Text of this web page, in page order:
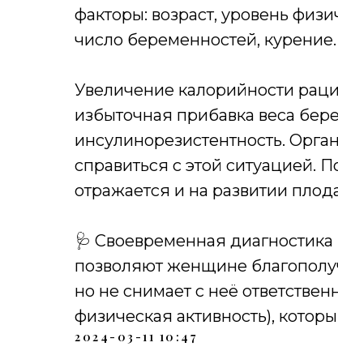
факторы: возраст, уровень
число беременностей, курение.
Увеличение калорийности
избыточная прибавка веса
инсулинорезистентность.
справиться с этой ситуацией.
отражается и на развитии
🩺 Своевременная
позволяют женщине
но не снимает с неё
физическая активность),
2024-03-11 10:47